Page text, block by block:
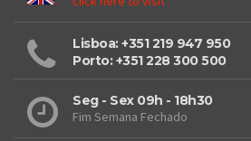
Lisboa: +351 219 947 950
Porto: +351 228 300 500
Seg - Sex 09h - 18h30
Fim Semana Fechado